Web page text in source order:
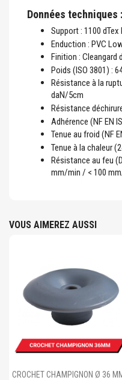
Données techniques :
Support : 1100 dTex
Enduction : PVC
Finition : Cleangard
Poids (ISO 3801) :
Résistance à la
daN/5cm
Résistance
Adhérence (NF EN
Tenue au froid (NF
Tenue à la chaleur
Résistance au feu
mm/min / < 100
VOUS AIMEREZ AUSSI
Ajouter au panier
CROCHET CHAMPIGNON Ø 36